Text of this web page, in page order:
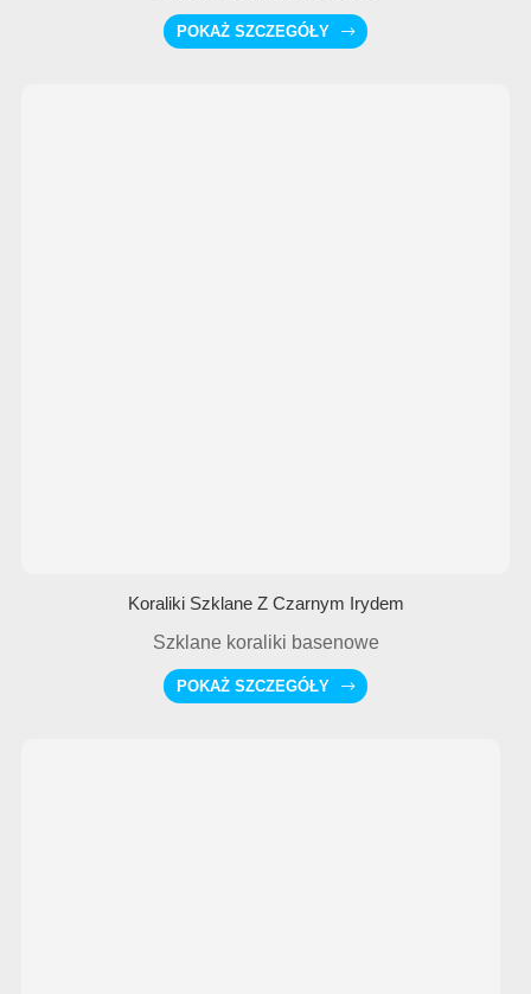
POKAŻ SZCZEGÓŁY
Koraliki Szklane Z Czarnym Irydem
Szklane koraliki basenowe
POKAŻ SZCZEGÓŁY